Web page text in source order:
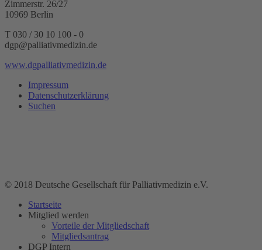
Zimmerstr. 26/27
10969 Berlin
T 030 / 30 10 100 - 0
dgp@palliativmedizin.de
www.dgpalliativmedizin.de
Impressum
Datenschutzerklärung
Suchen
© 2018 Deutsche Gesellschaft für Palliativmedizin e.V.
Startseite
Mitglied werden
Vorteile der Mitgliedschaft
Mitgliedsantrag
DGP Intern